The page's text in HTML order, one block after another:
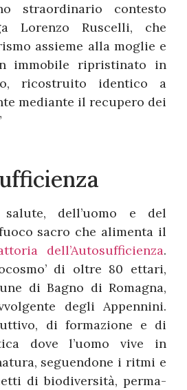
straordinario contesto
Lorenzo Ruscelli, che
assieme alla moglie e
immobile ripristinato in
ricostruito identico a
mediante il recupero dei
dell’uomo e del
sacro che alimenta il
dell’Autosufficienza.
di oltre 80 ettari,
di Bagno di Romagna,
degli Appennini.
di formazione e di
dove l’uomo vive in
seguendone i ritmi e
di biodiversità, perma-